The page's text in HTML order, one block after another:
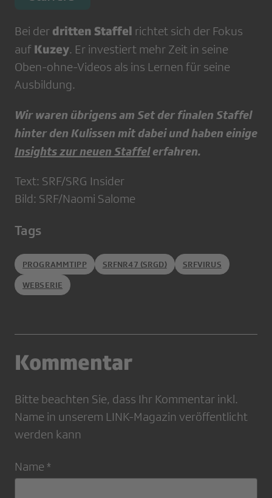
Bei der dritten Staffel richtet sich der Fokus
auf Kuzey. Er investiert mehr Zeit in seine
Oben-ohne-Videos als ins Lernen für seine
Ausbildung.
Wir waren übrigens am Set der finalen Staffel
hinter den Kulissen mit dabei und haben einige
Insights zur neuen Staffelerfahren.
Text: SRF/SRG Insider
Bild: SRF/Naomi Salome
Tags
PROGRAMMTIPP SRFNR47 (SRGD) SRFVIRUS
WEBSERIE
Kommentar
Bitte beachten Sie, dass Ihr Kommentar inkl.
Name in unserem LINK-Magazin veröffentlicht
werden kann
Name *